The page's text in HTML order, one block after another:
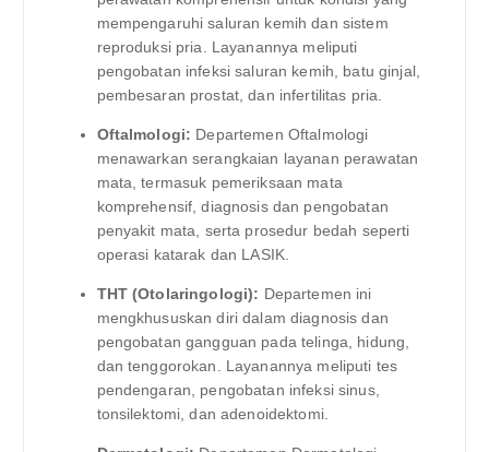
mempengaruhi saluran kemih dan sistem
reproduksi pria. Layanannya meliputi
pengobatan infeksi saluran kemih, batu ginjal,
pembesaran prostat, dan infertilitas pria.
Oftalmologi: Departemen Oftalmologi
menawarkan serangkaian layanan perawatan
mata, termasuk pemeriksaan mata
komprehensif, diagnosis dan pengobatan
penyakit mata, serta prosedur bedah seperti
operasi katarak dan LASIK.
THT (Otolaringologi): Departemen ini
mengkhususkan diri dalam diagnosis dan
pengobatan gangguan pada telinga, hidung,
dan tenggorokan. Layanannya meliputi tes
pendengaran, pengobatan infeksi sinus,
tonsilektomi, dan adenoidektomi.